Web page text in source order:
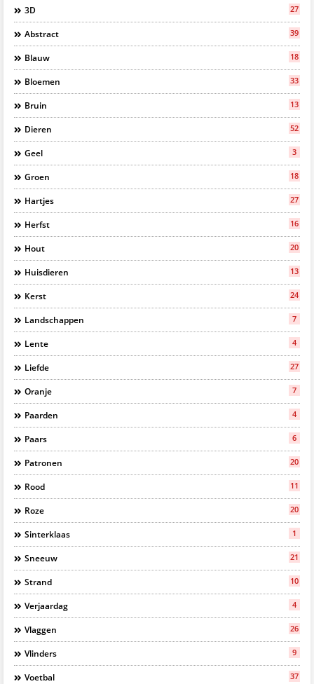
3D 27
Abstract 39
Blauw 18
Bloemen 33
Bruin 13
Dieren 52
Geel 3
Groen 18
Hartjes 27
Herfst 16
Hout 20
Huisdieren 13
Kerst 24
Landschappen 7
Lente 4
Liefde 27
Oranje 7
Paarden 4
Paars 6
Patronen 20
Rood 11
Roze 20
Sinterklaas 1
Sneeuw 21
Strand 10
Verjaardag 4
Vlaggen 26
Vlinders 9
Voetbal 37